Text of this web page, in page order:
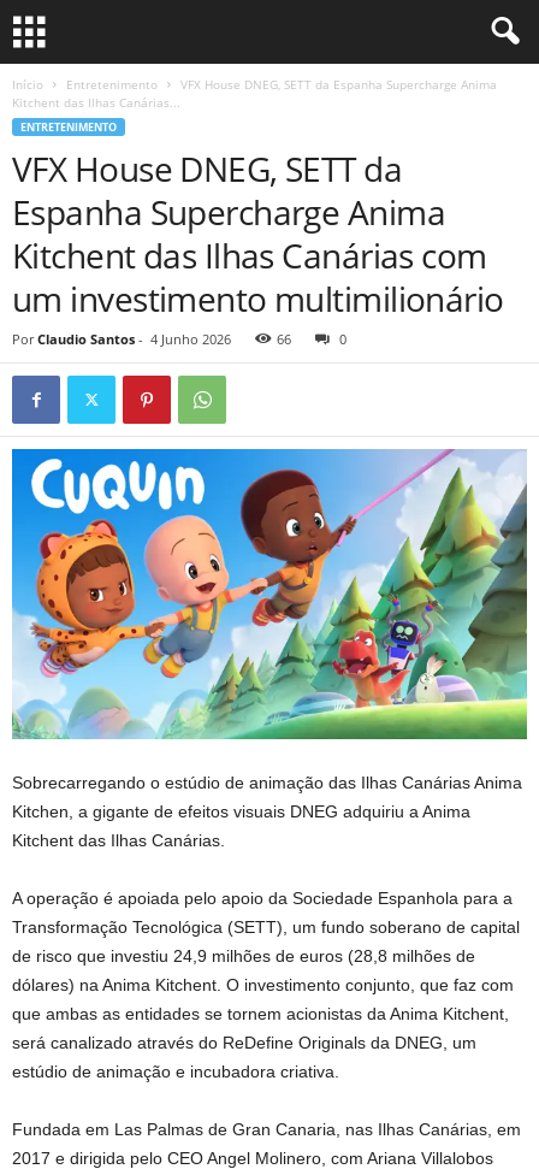
Início Entretenimento
VFX House DNEG, SETT da Espanha Supercharge Anima
Kitchent das Ilhas Canárias...
ENTRETENIMENTO
VFX House DNEG, SETT da
Espanha Supercharge Anima
Kitchent das Ilhas Canárias com
um investimento multimilionário
Por Claudio Santos - 4 Junho 2026 66 0
Sobrecarregando o estúdio de animação das Ilhas Canárias Anima
Kitchen, a gigante de efeitos visuais DNEG adquiriu a Anima
Kitchent das Ilhas Canárias.
A operação é apoiada pelo apoio da Sociedade Espanhola para a
Transformação Tecnológica (SETT), um fundo soberano de capital
de risco que investiu 24,9 milhões de euros (28,8 milhões de
dólares) na Anima Kitchent. O investimento conjunto, que faz com
que ambas as entidades se tornem acionistas da Anima Kitchent,
será canalizado através do ReDefine Originals da DNEG, um
estúdio de animação e incubadora criativa.
Fundada em Las Palmas de Gran Canaria, nas Ilhas Canárias, em
2017 e dirigida pelo CEO Angel Molinero, com Ariana Villalobos